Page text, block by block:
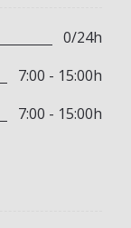
0/24h
7:00 - 15:00h
7:00 - 15:00h